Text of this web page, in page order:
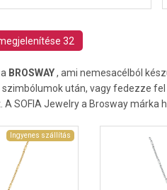
32
BROSWAY, ami nemesacélból
után, vagy fedezze fel
SOFIA Jewelry a Brosway márka
Ingyenes szállítás